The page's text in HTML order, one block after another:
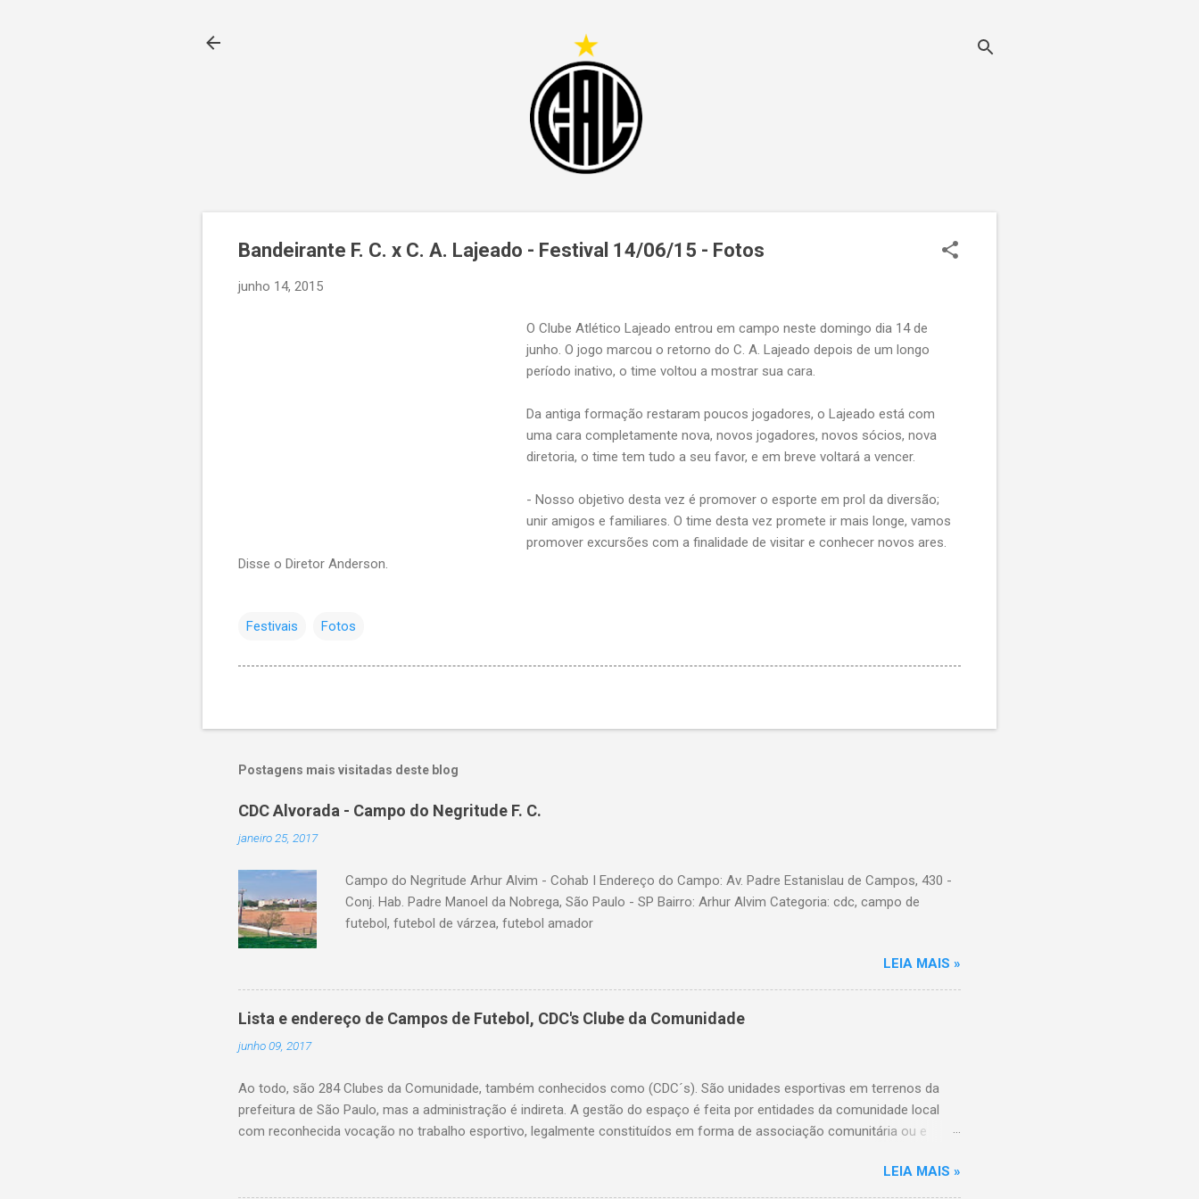
Bandeirante F. C. x C. A. Lajeado - Festival 14/06/15 - Fotos
junho 14, 2015
O Clube Atlético Lajeado entrou em campo neste domingo dia 14 de
junho. O jogo marcou o retorno do C. A. Lajeado depois de um longo
período inativo, o time voltou a mostrar sua cara.
Da antiga formação restaram poucos jogadores, o Lajeado está com
uma cara completamente nova, novos jogadores, novos sócios, nova
diretoria, o time tem tudo a seu favor, e em breve voltará a vencer.
- Nosso objetivo desta vez é promover o esporte em prol da diversão;
unir amigos e familiares. O time desta vez promete ir mais longe, vamos
promover excursões com a finalidade de visitar e conhecer novos ares.
Disse o Diretor Anderson.
Festivais Fotos
Postagens mais visitadas deste blog
CDC Alvorada - Campo do Negritude F. C.
janeiro 25, 2017
Campo do Negritude Arhur Alvim - Cohab I Endereço do Campo: Av. Padre Estanislau de Campos, 430 -
Conj. Hab. Padre Manoel da Nobrega, São Paulo - SP Bairro: Arhur Alvim Categoria: cdc, campo de
futebol, futebol de várzea, futebol amador
LEIA MAIS »
Lista e endereço de Campos de Futebol, CDC's Clube da Comunidade
junho 09, 2017
Ao todo, são 284 Clubes da Comunidade, também conhecidos como (CDC´s). São unidades esportivas em terrenos da
prefeitura de São Paulo, mas a administração é indireta. A gestão do espaço é feita por entidades da comunidade local
com reconhecida vocação no trabalho esportivo, legalmente constituídos em forma de associação comunitária ou e
farão esta gestão, fiscaliza o uso, implementa políticas públicas e insere atividades no calendário destes espaços, além
de realizar reformas e intervenções na estrutura física quando necessário. Lista dos Clubes da Comunidade de São Paulo,
LEIA MAIS »